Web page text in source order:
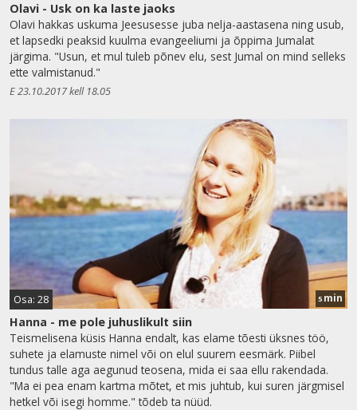
Olavi - Usk on ka laste jaoks
Olavi hakkas uskuma Jeesusesse juba nelja-aastasena ning usub,
et lapsedki peaksid kuulma evangeeliumi ja õppima Jumalat
järgima. "Usun, et mul tuleb põnev elu, sest Jumal on mind selleks
ette valmistanud."
E 23.10.2017 kell 18.05
Osa: 28 5 min
Hanna - me pole juhuslikult siin
Teismelisena küsis Hanna endalt, kas elame tõesti üksnes töö,
suhete ja elamuste nimel või on elul suurem eesmärk. Piibel
tundus talle aga aegunud teosena, mida ei saa ellu rakendada.
"Ma ei pea enam kartma mõtet, et mis juhtub, kui suren järgmisel
hetkel või isegi homme." tõdeb ta nüüd.